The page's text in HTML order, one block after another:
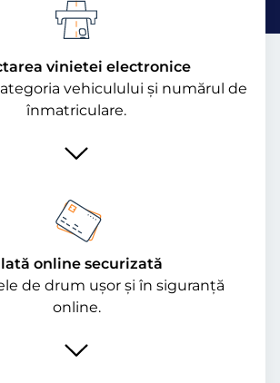
vinietei electronice
vehiculului și numărul de
înmatriculare.
online securizată
de drum ușor și în siguranță
online.